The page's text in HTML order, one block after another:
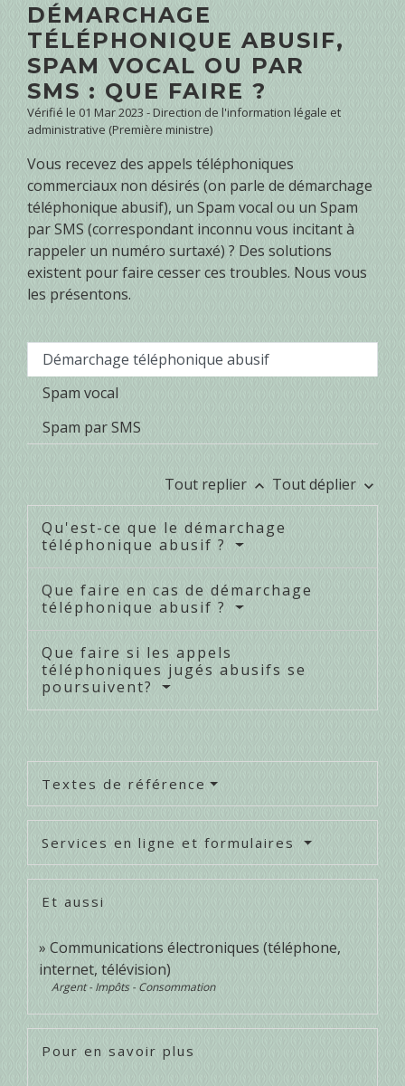
DÉMARCHAGE
TÉLÉPHONIQUE ABUSIF,
SPAM VOCAL OU PAR
SMS : QUE FAIRE ?
Vérifié le 01 Mar 2023 - Direction de l'information légale et
administrative (Première ministre)
Vous recevez des appels téléphoniques
commerciaux non désirés (on parle de démarchage
téléphonique abusif), un Spam vocal ou un Spam
par SMS (correspondant inconnu vous incitant à
rappeler un numéro surtaxé) ? Des solutions
existent pour faire cesser ces troubles. Nous vous
les présentons.
Démarchage téléphonique abusif
Spam vocal
Spam par SMS
Tout replier keyboard_arrow_up Tout déplier keyboard_arrow_down
Qu'est-ce que le démarchage
téléphonique abusif ?
Que faire en cas de démarchage
téléphonique abusif ?
Que faire si les appels
téléphoniques jugés abusifs se
poursuivent?
Textes de référence
Services en ligne et formulaires
Et aussi
Communications électroniques (téléphone,
internet, télévision)
Argent - Impôts - Consommation
Pour en savoir plus